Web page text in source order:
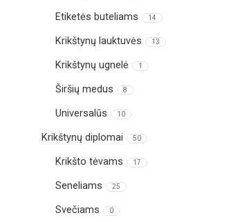
Etiketės buteliams 14
Krikštynų lauktuvės 13
Krikštynų ugnelė 1
Širšių medus 8
Universalūs 10
Krikštynų diplomai 50
Krikšto tėvams 17
Seneliams 25
Svečiams 0